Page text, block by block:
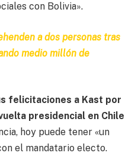
con Bolivia».
a dos personas tras
medio millón de
felicitaciones a Kast por
presidencial en Chile
hoy puede tener «un
el mandatario electo.